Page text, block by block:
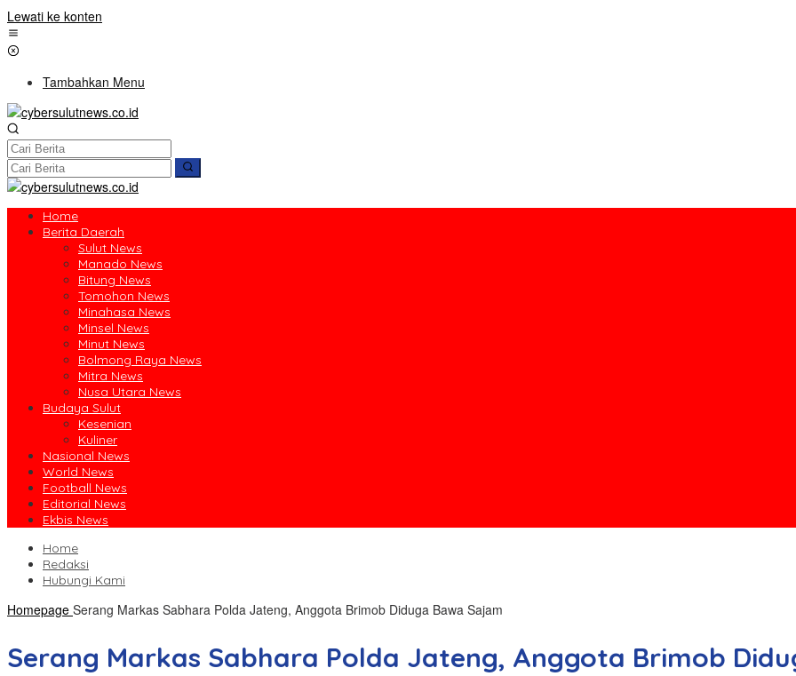
Lewati ke konten
Tambahkan Menu
Home
Berita Daerah
Sulut News
Manado News
Bitung News
Tomohon News
Minahasa News
Minsel News
Minut News
Bolmong Raya News
Mitra News
Nusa Utara News
Budaya Sulut
Kesenian
Kuliner
Nasional News
World News
Football News
Editorial News
Ekbis News
Home
Redaksi
Hubungi Kami
Homepage Serang Markas Sabhara Polda Jateng, Anggota Brimob Diduga Bawa Sajam
Serang Markas Sabhara Polda Jateng, Anggota Brimob